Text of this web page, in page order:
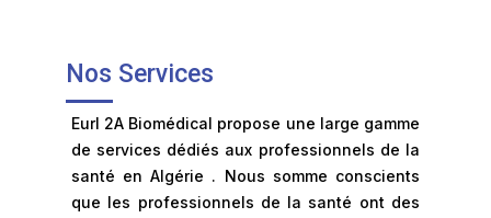
Nos Services
Eurl 2A Biomédical propose une large gamme
de services dédiés aux professionnels de la
santé en Algérie . Nous somme conscients
que les professionnels de la santé ont des